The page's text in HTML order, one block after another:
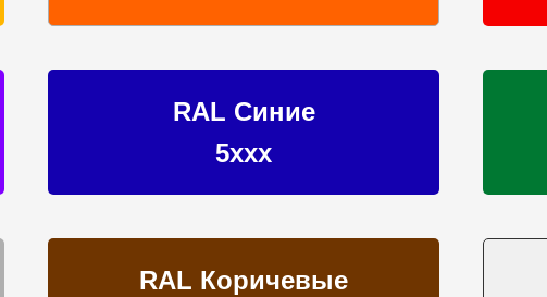
RAL Синие
RAL Коричевые
5ххх